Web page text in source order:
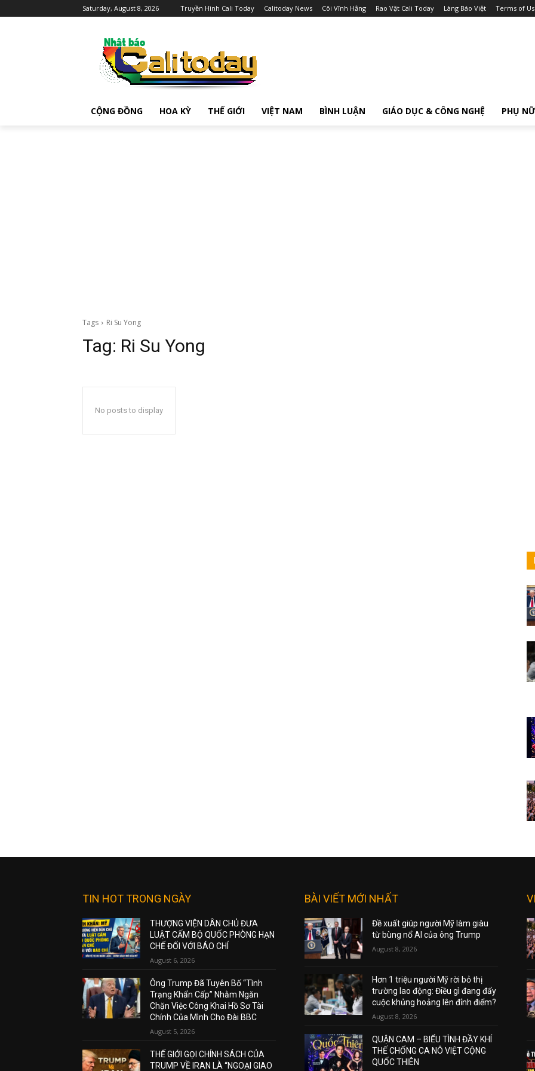
Saturday, August 8, 2026 Truyền Hình Cali Today Calitoday News Cõi Vĩnh Hằng Rao Vặt Cali Today Làng Báo Việt Terms of
CỘNG ĐỒNG HOA KỲ THẾ GIỚI VIỆT NAM BÌNH LUẬN GIÁO DỤC & CÔNG NGHỆ PHỤ NỮ
Tags Ri Su Yong
Tag: Ri Su Yong
No posts to display
TIN HOT TRONG NGÀY
THƯỢNG VIỆN DÂN CHỦ ĐƯA
LUẬT CẤM BỘ QUỐC PHÒNG HẠN
CHẾ ĐỐI VỚI BÁO CHÍ
August 6, 2026
Ông Trump Đã Tuyên Bố “Tình
Trạng Khẩn Cấp” Nhằm Ngăn
Chặn Việc Công Khai Hồ Sơ Tài
Chính Của Mình Cho Đài BBC
August 5, 2026
THẾ GIỚI GỌI CHÍNH SÁCH CỦA
TRUMP VỀ IRAN LÀ “NGOẠI GIAO
BÀI VIẾT MỚI NHẤT
Đề xuất giúp người Mỹ làm giàu
từ bùng nổ AI của ông Trump
August 8, 2026
Hơn 1 triệu người Mỹ rời bỏ thị
trường lao động: Điều gì đang đẩy
cuộc khủng hoảng lên đỉnh điểm?
August 8, 2026
QUẬN CAM – BIỂU TÌNH ĐẦY KHÍ
THẾ CHỐNG CA NÔ VIỆT CỘNG
QUỐC THIÊN